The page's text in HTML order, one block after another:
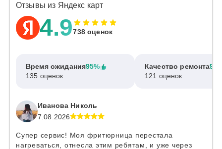
Отзывы из Яндекс карт
4.9738 оценок
Время ожидания95%
135 оценок
Качество ремонта
121 оценок
Иванова Николь
7.08.2026
Супер сервис! Моя фритюрница перестала
нагреваться, отнесла этим ребятам, и уже через